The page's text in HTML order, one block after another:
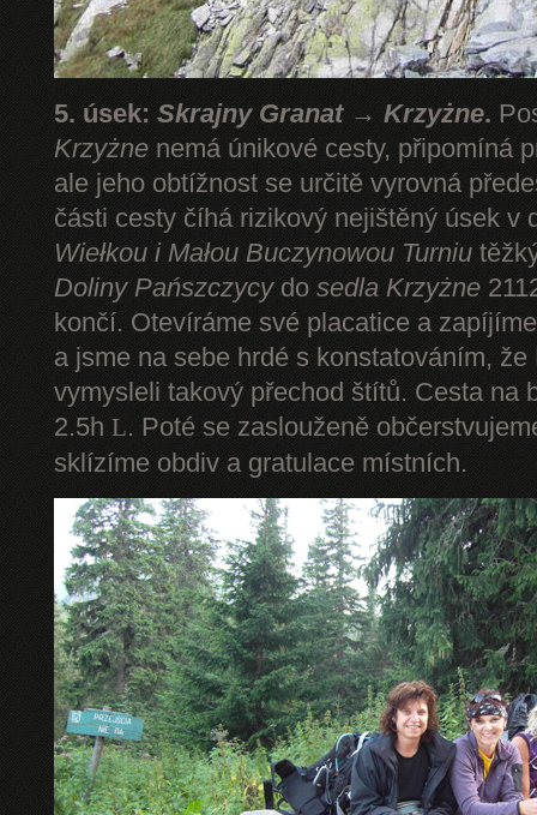
5. úsek: Skrajny Granat → Krzyżne.
Krzyżne nemá únikové cesty, připomíná
ale jeho obtížnost se určitě vyrovná
části cesty číhá rizikový nejištěný úsek v
Wiełkou i Małou Buczynowou Turniu
Doliny Pańszczycydo sedla Krzyżne
končí. Otevíráme své placatice a
a jsme na sebe hrdé s konstatováním,
vymysleli takový přechod štítů. Cesta na
2.5h L. Poté se zaslouženě
sklízíme obdiv a gratulace místních.